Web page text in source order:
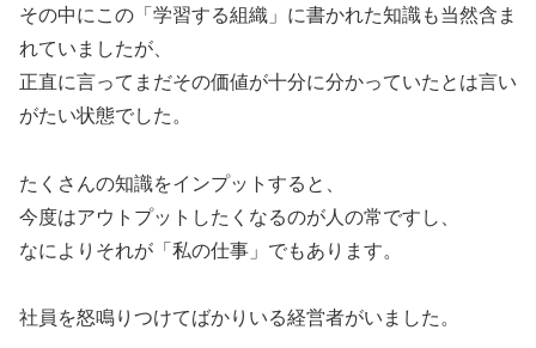
その中にこの「学習する組織」に書かれた知識も当然含ま
れていましたが、
正直に言ってまだその価値が十分に分かっていたとは言い
がたい状態でした。
たくさんの知識をインプットすると、
今度はアウトプットしたくなるのが人の常ですし、
なによりそれが「私の仕事」でもあります。
社員を怒鳴りつけてばかりいる経営者がいました。